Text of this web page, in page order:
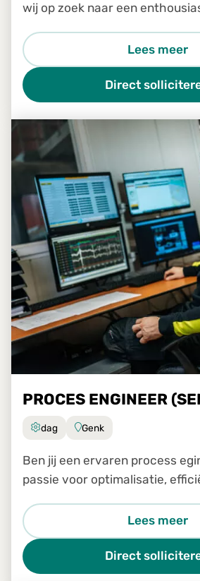
wij op zoek naar een
Lees meer
Direct
PROCES ENGINEER
dag Genk
Ben jij een ervaren process
passie voor optimalisatie,
transformatieteam een
analyseren, verbeteren e
Lees meer
Direct